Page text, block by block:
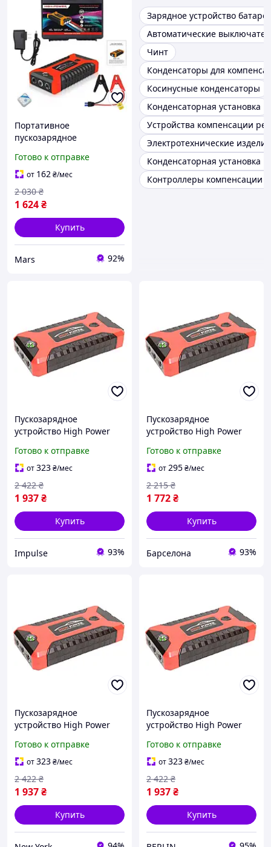
Портативное
пускозарядное
JX27 99800 мАч зарядка
для автомобиля
аккумуляторная
Готово к отправке
от 162₴/мес
1 624₴
2 030 ₴
Купить
Mars 92%
Зарядное устройство
Автоматические
Чинт
Конденсаторы для
Косинусные конденсаторы
Конденсаторная установка
Устройства компенсации
Электротехнические изделия
Конденсаторная установка
Контроллеры компенсации
Пускозарядное
устройство High Power
99800 мАч портативное
пусковое устройство с
насосом impulse
Готово к отправке
от323₴/мес
1 937₴
2 422 ₴
Купить
Impulse 93%
Пускозарядное
устройство High Power
99800 мАч портативное
пусковое устройство с
насосом
Готово к отправке
от295₴/мес
1 772₴
2 215 ₴
Купить
Барселона 93%
Пускозарядное
устройство High Power
99800 мАч портативное
пусковое устройство с
насосом newyork
Готово к отправке
от323₴/мес
1 937₴
2 422 ₴
Купить
Пускозарядное
устройство High Power
99800 мАч портативное
пусковое устройство с
насосом berlin
Готово к отправке
от323₴/мес
1 937₴
2 422 ₴
Купить